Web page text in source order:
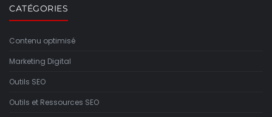
CATÉGORIES
Contenu optimisé
Marketing Digital
Outils SEO
Outils et Ressources SEO